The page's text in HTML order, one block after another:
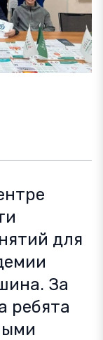
для
За
ребята